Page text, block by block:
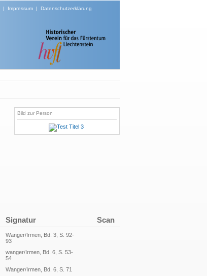
| Impressum| Datenschutzerklärung
Bild zur Person
Signatur Scan
Wanger/Irmen, Bd. 3, S. 92-
93
wanger/Irmen, Bd. 6, S. 53-
54
Wanger/Irmen, Bd. 6, S. 71